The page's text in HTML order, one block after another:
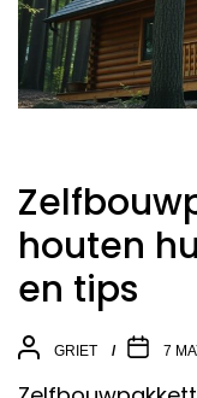
houten
en tips
GRIET 7